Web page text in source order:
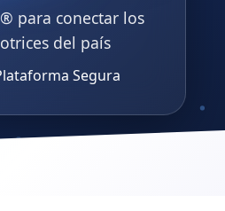
para conectar los
del país
Segura